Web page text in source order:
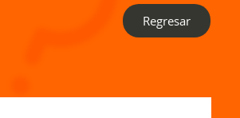
Regresar